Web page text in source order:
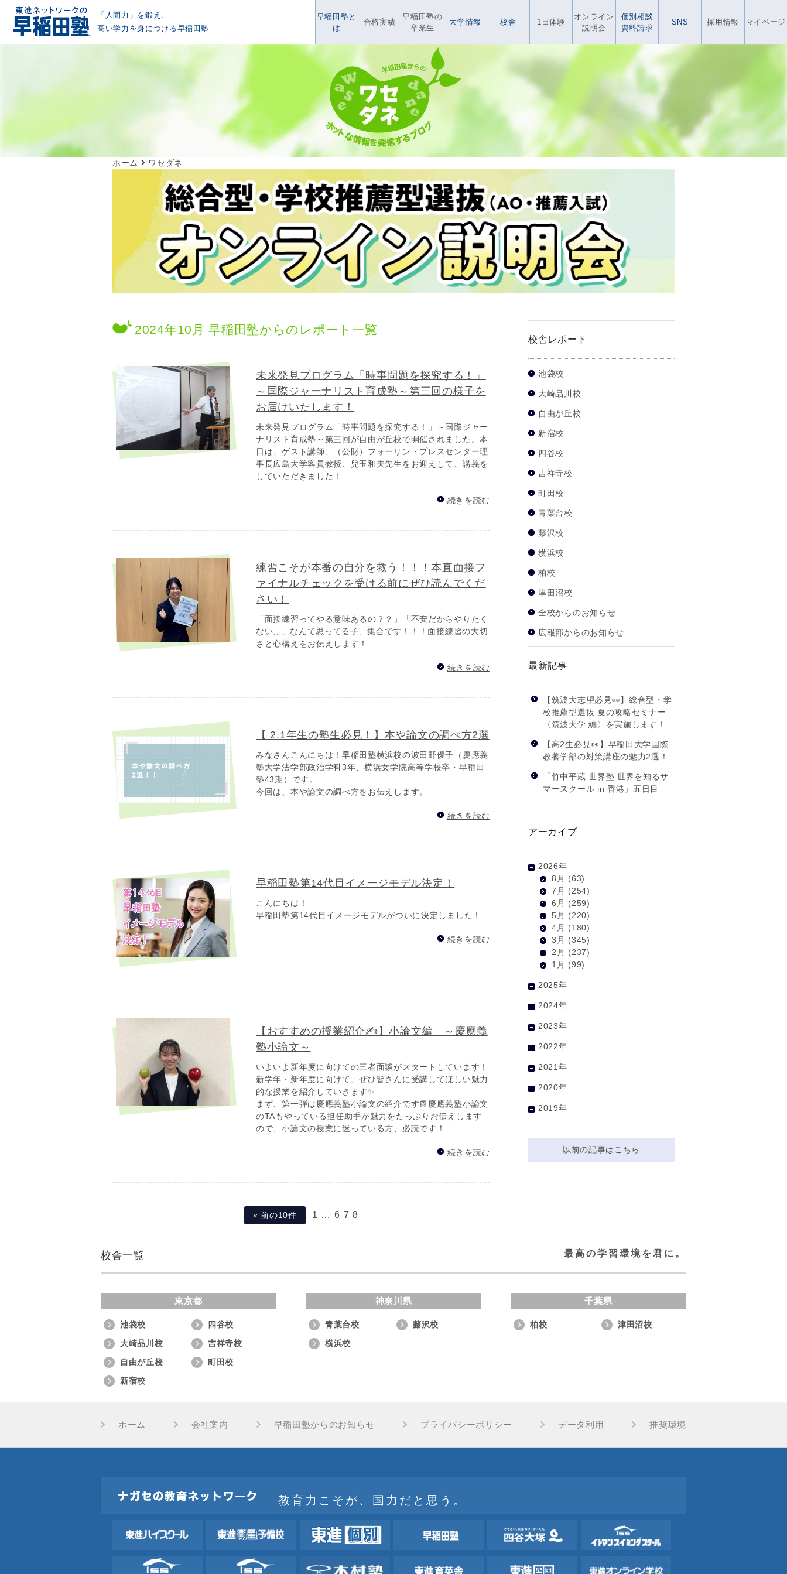
「人間力」を鍛え、
高い学力を身につける早稲田塾
早稲田塾と
は
合格実績
早稲田塾の
卒業生
大学情報 校舎 1日体験
オンライン
説明会
個別相談
資料請求
SNS 採用情報 マイページ
ホーム ワセダネ
2024年10月 早稲田塾からのレポート一覧
未来発見プログラム「時事問題を探究する！」
～国際ジャーナリスト育成塾～第三回の様子を
お届けいたします！
未来発見プログラム「時事問題を探究する！」～国際ジャー
ナリスト育成塾～第三回が自由が丘校で開催されました。本
日は、ゲスト講師、（公財）フォーリン・プレスセンター理
事長広島大学客員教授、兒玉和夫先生をお迎えして、講義を
していただきました！
続きを読む
練習こそが本番の自分を救う！！！本直面接フ
ァイナルチェックを受ける前にぜひ読んでくだ
さい！
「面接練習ってやる意味あるの？？」「不安だからやりたく
ない,,,」なんて思ってる子、集合です！！！面接練習の大切
さと心構えをお伝えします！
続きを読む
【 2.1年生の塾生必見！】本や論文の調べ方2選
みなさんこんにちは！早稲田塾横浜校の波田野優子（慶應義
塾大学法学部政治学科3年、横浜女学院高等学校卒・早稲田
塾43期）です。
今回は、本や論文の調べ方をお伝えします。
続きを読む
早稲田塾第14代目イメージモデル決定！
こんにちは！
早稲田塾第14代目イメージモデルがついに決定しました！
続きを読む
【おすすめの授業紹介✍】小論文編 ～慶應義
塾小論文～
いよいよ新年度に向けての三者面談がスタートしています！
新学年・新年度に向けて、ぜひ皆さんに受講してほしい魅力
的な授業を紹介していきます✨
まず、第一弾は慶應義塾小論文の紹介です📗慶應義塾小論文
のTAもやっている担任助手が魅力をたっぷりお伝えします
ので、小論文の授業に迷っている方、必読です！
続きを読む
« 前の10件 1 … 6 7 8
校舎レポート
池袋校
大崎品川校
自由が丘校
新宿校
四谷校
吉祥寺校
町田校
青葉台校
藤沢校
横浜校
柏校
津田沼校
全校からのお知らせ
広報部からのお知らせ
最新記事
【筑波大志望必見👀】総合型・学
校推薦型選抜 夏の攻略セミナー
〈筑波大学 編〉を実施します！
【高2生必見👀】早稲田大学国際
教養学部の対策講座の魅力2選！
「竹中平蔵 世界塾 世界を知るサ
マースクール in 香港」五日目
アーカイブ
2026年
8月 (63)
7月 (254)
6月 (259)
5月 (220)
4月 (180)
3月 (345)
2月 (237)
1月 (99)
2025年
2024年
2023年
2022年
2021年
2020年
2019年
以前の記事はこちら
校舎一覧 最高の学習環境を君に。
東京都
池袋校
四谷校
大崎品川校
吉祥寺校
自由が丘校
町田校
新宿校
神奈川県
青葉台校
藤沢校
横浜校
千葉県
柏校 津田沼校
ホーム 会社案内 早稲田塾からのお知らせ プライバシーポリシー データ利用 推奨環境
教育力こそが、国力だと思う。